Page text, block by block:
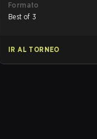
Formato
Best of 3
IR AL TORNEO